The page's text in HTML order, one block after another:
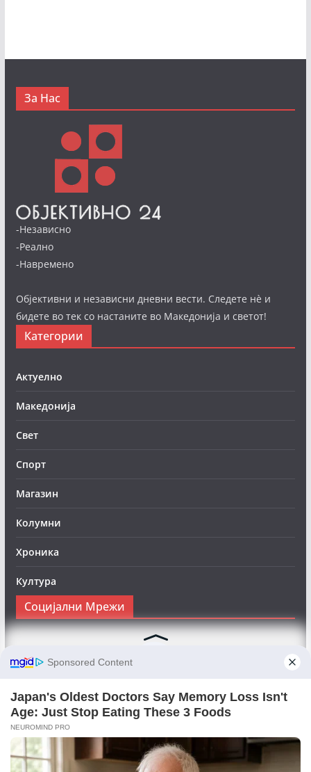
За Нас
-Независно
-Реално
-Навремено
Објективни и независни дневни вести. Следете нè и
бидете во тек со настаните во Македонија и светот!
Категории
Актуелно
Македонија
Свет
Спорт
Магазин
Колумни
Хроника
Култура
Социјални Мрежи
Следете нè на Фејсбук за да сте во тек со најновите